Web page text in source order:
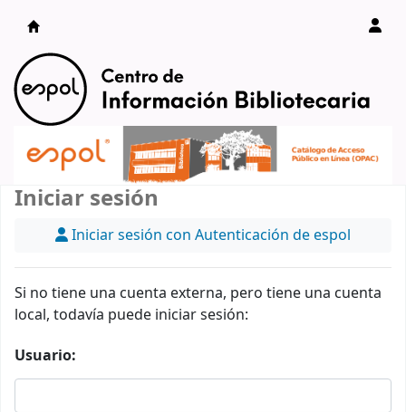
Catálogo en línea
Iniciar sesión
Iniciar sesión con Autenticación de espol
Si no tiene una cuenta externa, pero tiene una cuenta
local, todavía puede iniciar sesión:
Usuario: